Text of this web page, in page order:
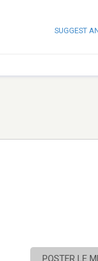
SUGGEST
POSTER LE